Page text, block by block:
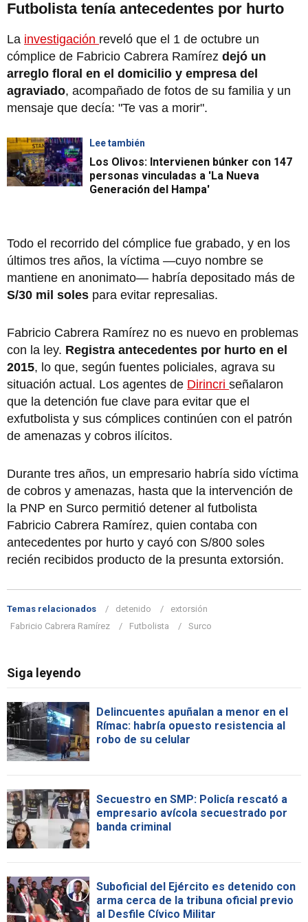
Futbolista tenía antecedentes por hurto
La investigación reveló que el 1 de octubre un
cómplice de Fabricio Cabrera Ramírez dejó un
arreglo floral en el domicilio y empresa del
agraviado, acompañado de fotos de su familia y un
mensaje que decía: "Te vas a morir".
Lee también
Los Olivos: Intervienen búnker con 147
personas vinculadas a 'La Nueva
Generación del Hampa'
Todo el recorrido del cómplice fue grabado, y en los
últimos tres años, la víctima —cuyo nombre se
mantiene en anonimato— habría depositado más de
S/30 mil soles para evitar represalias.
Fabricio Cabrera Ramírez no es nuevo en problemas
con la ley. Registra antecedentes por hurto en el
2015, lo que, según fuentes policiales, agrava su
situación actual. Los agentes de Dirincri señalaron
que la detención fue clave para evitar que el
exfutbolista y sus cómplices continúen con el patrón
de amenazas y cobros ilícitos.
Durante tres años, un empresario habría sido víctima
de cobros y amenazas, hasta que la intervención de
la PNP en Surco permitió detener al futbolista
Fabricio Cabrera Ramírez, quien contaba con
antecedentes por hurto y cayó con S/800 soles
recién recibidos producto de la presunta extorsión.
Temas relacionados detenido
extorsión
Fabricio Cabrera Ramírez
Futbolista Surco
Siga leyendo
Delincuentes apuñalan a menor en el
Rímac: habría opuesto resistencia al
robo de su celular
Secuestro en SMP: Policía rescató a
empresario avícola secuestrado por
banda criminal
Suboficial del Ejército es detenido con
arma cerca de la tribuna oficial previo
al Desfile Cívico Militar